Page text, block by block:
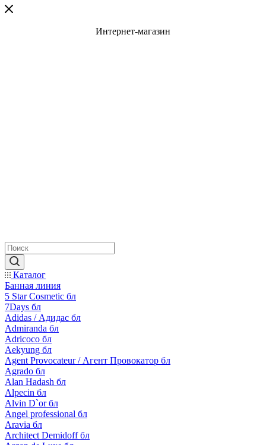
Интернет-магазин
Каталог
Банная линия
5 Star Cosmetic бл
7Days бл
Adidas / Адидас бл
Admiranda бл
Adricoco бл
Aekyung бл
Agent Provocateur / Агент Провокатор бл
Agrado бл
Alan Hadash бл
Alpecin бл
Alvin D`or бл
Angel professional бл
Aravia бл
Architect Demidoff бл